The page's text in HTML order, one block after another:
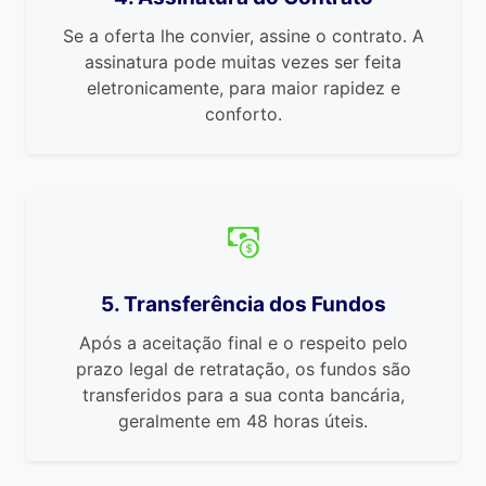
Se a oferta lhe convier, assine o contrato. A
assinatura pode muitas vezes ser feita
eletronicamente, para maior rapidez e
conforto.
5. Transferência dos Fundos
Após a aceitação final e o respeito pelo
prazo legal de retratação, os fundos são
transferidos para a sua conta bancária,
geralmente em 48 horas úteis.